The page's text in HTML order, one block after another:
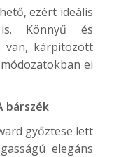
ezért ideális
Könnyű és
van, kárpitozott
ei
bárszék
győztese lett
elegáns